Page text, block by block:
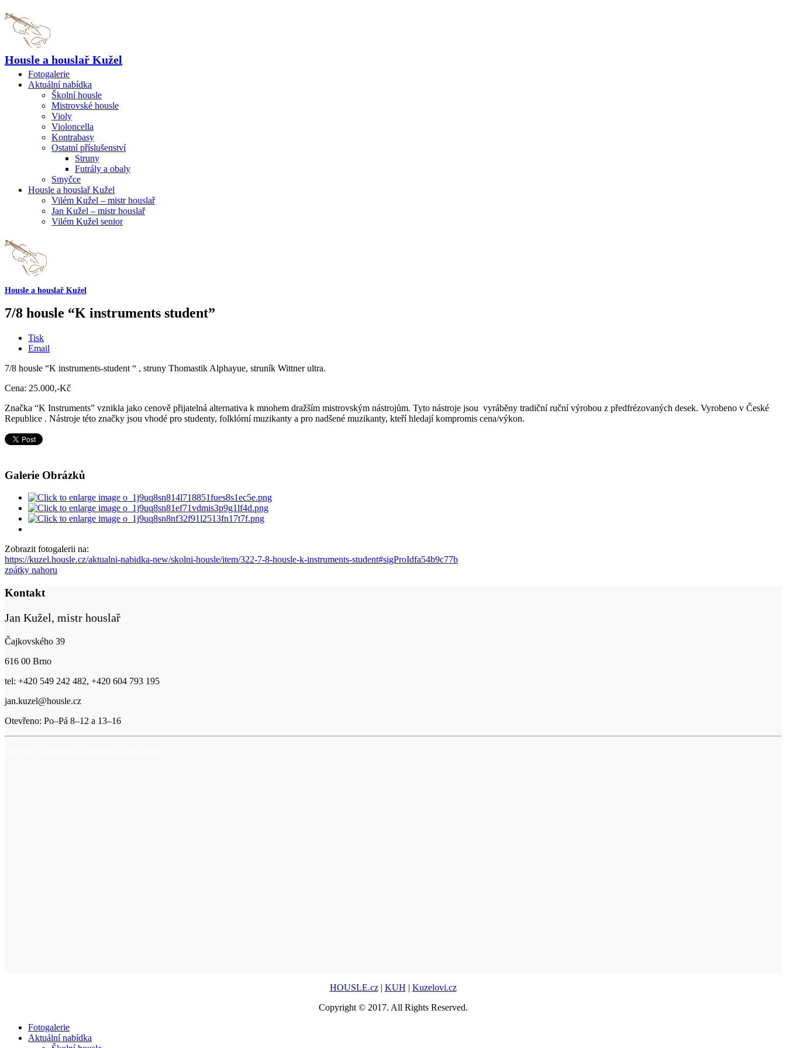
Housle a houslař Kužel
Fotogalerie
Aktuální nabídka
Školní housle
Mistrovské housle
Violy
Violoncella
Kontrabasy
Ostatní příslušenství
Struny
Futrály a obaly
Smyčce
Housle a houslař Kužel
Vilém Kužel – mistr houslař
Jan Kužel – mistr houslař
Vilém Kužel senior
Housle a houslař Kužel
7/8 housle “K instruments student”
Tisk
Email
7/8 housle “K instruments-student “ , struny Thomastik Alphayue, struník Wittner ultra.
Cena: 25.000,-Kč
Značka “K Instruments” vznikla jako cenově přijatelná alternativa k mnohem dražším mistrovským nástrojům. Tyto nástroje jsou vyráběny tradiční ruční výrobou z předfrézovaných desek. Vyrobeno v České
Republice . Nástroje této značky jsou vhodé pro studenty, folklórní muzikanty a pro nadšené muzikanty, kteří hledají kompromis cena/výkon.
Galerie Obrázků
Zobrazit fotogalerii na:
https://kuzel.housle.cz/aktualni-nabidka-new/skolni-housle/item/322-7-8-housle-k-instruments-student#sigProIdfa54b9c77b
zpátky nahoru
Kontakt
Jan Kužel, mistr houslař
Čajkovského 39
616 00 Brno
tel: +420 549 242 482, +420 604 793 195
jan.kuzel@housle.cz
Otevřeno: Po–Pá 8–12 a 13–16
HOUSLE.cz| KUH | Kuzelovi.cz
Copyright © 2017. All Rights Reserved.
Fotogalerie
Aktuální nabídka